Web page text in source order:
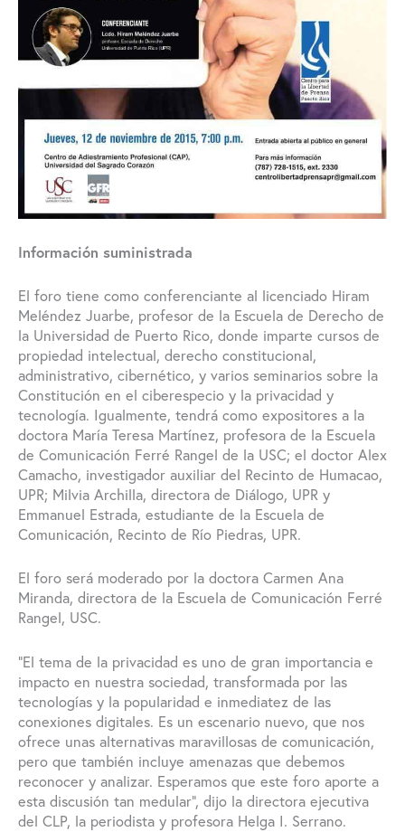
Información suministrada
El foro tiene como conferenciante al licenciado Hiram
Meléndez Juarbe, profesor de la Escuela de Derecho de
la Universidad de Puerto Rico, donde imparte cursos de
propiedad intelectual, derecho constitucional,
administrativo, cibernético, y varios seminarios sobre la
Constitución en el ciberespecio y la privacidad y
tecnología. Igualmente, tendrá como expositores a la
doctora María Teresa Martínez, profesora de la Escuela
de Comunicación Ferré Rangel de la USC; el doctor Alex
Camacho, investigador auxiliar del Recinto de Humacao,
UPR; Milvia Archilla, directora de Diálogo, UPR y
Emmanuel Estrada, estudiante de la Escuela de
Comunicación, Recinto de Río Piedras, UPR.
El foro será moderado por la doctora Carmen Ana
Miranda, directora de la Escuela de Comunicación Ferré
Rangel, USC.
“El tema de la privacidad es uno de gran importancia e
impacto en nuestra sociedad, transformada por las
tecnologías y la popularidad e inmediatez de las
conexiones digitales. Es un escenario nuevo, que nos
ofrece unas alternativas maravillosas de comunicación,
pero que también incluye amenazas que debemos
reconocer y analizar. Esperamos que este foro aporte a
esta discusión tan medular”, dijo la directora ejecutiva
del CLP, la periodista y profesora Helga I. Serrano.